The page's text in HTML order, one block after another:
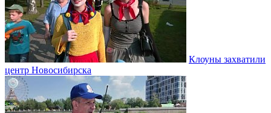
Клоуны захватили
центр Новосибирска